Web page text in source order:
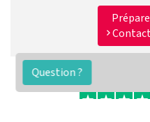
Question ?